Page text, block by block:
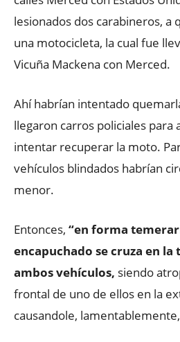
lesionados dos carabineros, a
una motocicleta, la cual fue
Vicuña Mackena con Merced.
Ahí habrían intentado
llegaron carros policiales para
intentar recuperar la moto.
vehículos blindados habrían
menor.
Entonces, “en forma
encapuchado se cruza en
ambos vehículos, siendo
frontal de uno de ellos en la
causandole,